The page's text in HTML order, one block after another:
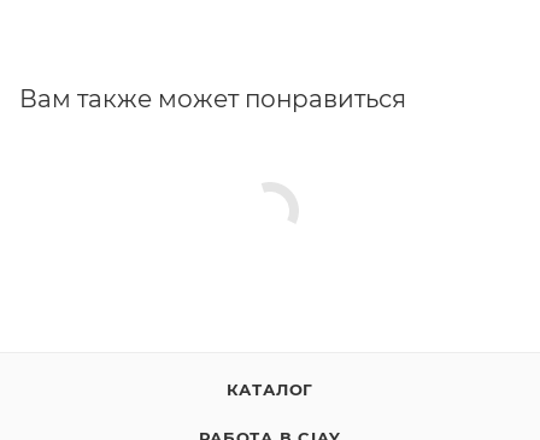
Вам также может понравиться
КАТАЛОГ